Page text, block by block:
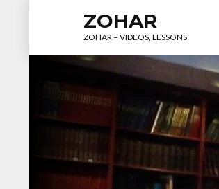
ZOHAR
ZOHAR – VIDEOS, LESSONS